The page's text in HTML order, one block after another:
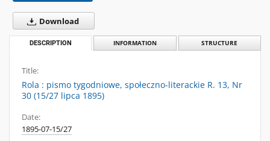
Download
DESCRIPTION INFORMATION STRUCTURE
Title:
Rola : pismo tygodniowe, społeczno-literackie R. 13, Nr
30 (15/27 lipca 1895)
Date:
1895-07-15/27